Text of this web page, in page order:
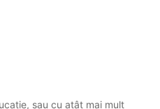
sau cu atât mai mult